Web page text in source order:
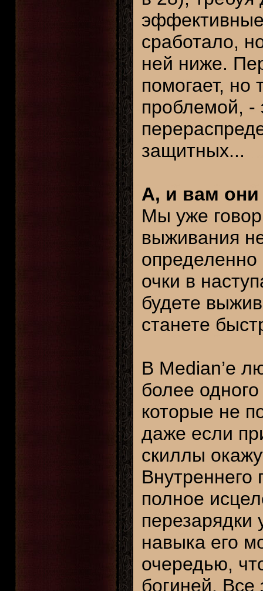
сработало,
ней ниже.
помогает, но
проблемой, -
защитных...
А, и вам
Мы уже
выживания
определенно
очки в
будете
станете
В Median’е
более
которые не
даже если
скиллы
Внутреннего
полное
навыка его
очередью,
богиней. Все